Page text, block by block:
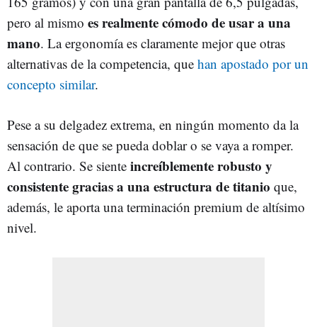
pero al mismo es realmente cómodo de usar a una
mano. La ergonomía es claramente mejor que otras
alternativas de la competencia, que han apostado por un
concepto similar.
Pese a su delgadez extrema, en ningún momento da la
sensación de que se pueda doblar o se vaya a romper.
Al contrario. Se siente increíblemente robusto y
consistente gracias a una estructura de titanio que,
además, le aporta una terminación premium de altísimo
nivel.